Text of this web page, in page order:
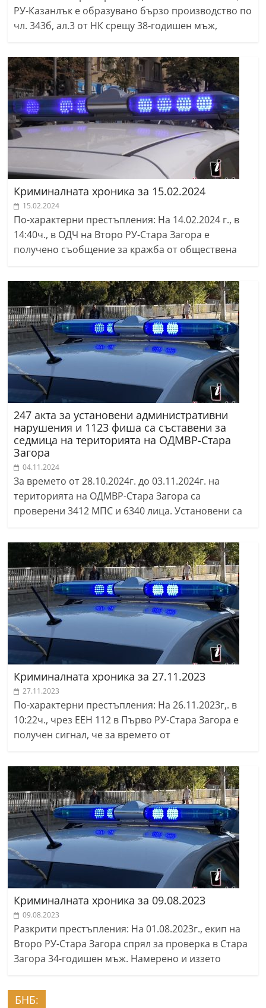
РУ-Казанлък е образувано бързо производство по
чл. 343б, ал.3 от НК срещу 38-годишен мъж,
Криминалната хроника за 15.02.2024
15.02.2024
По-характерни престъпления: На 14.02.2024 г., в
14:40ч., в ОДЧ на Второ РУ-Стара Загора е
получено съобщение за кражба от обществена
247 акта за установени административни
нарушения и 1123 фиша са съставени за
седмица на територията на ОДМВР-Стара
Загора
04.11.2024
За времето от 28.10.2024г. до 03.11.2024г. на
територията на ОДМВР-Стара Загора са
проверени 3412 МПС и 6340 лица. Установени са
Криминалната хроника за 27.11.2023
27.11.2023
По-характерни престъпления: На 26.11.2023г,. в
10:22ч., чрез ЕЕН 112 в Първо РУ-Стара Загора е
получен сигнал, че за времето от
Криминалната хроника за 09.08.2023
09.08.2023
Разкрити престъпления: На 01.08.2023г., екип на
Второ РУ-Стара Загора спрял за проверка в Стара
Загора 34-годишен мъж. Намерено и иззето
БНБ: